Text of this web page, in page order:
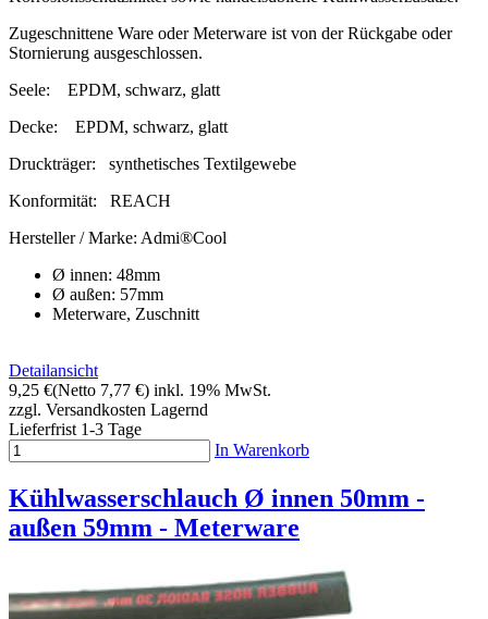
Zugeschnittene Ware oder Meterware ist von der Rückgabe oder
Stornierung ausgeschlossen.
Seele:
EPDM, schwarz, glatt
Decke:
EPDM, schwarz, glatt
Druckträger:
synthetisches Textilgewebe
Konformität:
REACH
Hersteller / Marke: Admi®Cool
Ø innen: 48mm
Ø außen: 57mm
Meterware, Zuschnitt
Detailansicht
9,25 €(Netto 7,77 €) inkl. 19% MwSt.
zzgl. Versandkosten Lagernd
Lieferfrist 1-3 Tage
In Warenkorb
Kühlwasserschlauch Ø innen 50mm -
außen 59mm - Meterware